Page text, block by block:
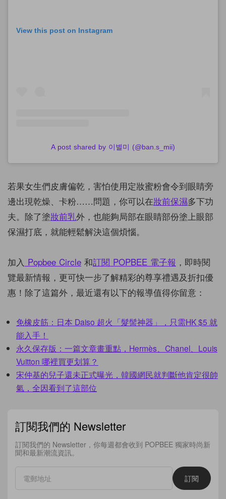
View this post on Instagram
A post shared by 이별미 (@ban.s_mii)
若果女生們皮膚偏乾，害怕使用定妝蜜粉會令到眼睛旁
邊出現乾燥、卡粉……問題，你可以在妝前保濕多下功
夫。除了塗妝前乳外，也能夠局部在眼睛部份塗上眼部
保濕打底，就能輕鬆解決這個煩惱。
加入 Popbee Circle 和訂閱 POPBEE 電子報 ，即時閱
覽最新情報，更可快一步了解精彩的尊享禮遇及折扣優
惠！除了這篇外，最近還有以下的報導值得你留意：
免橡皮筋：日本 Daiso 超火「髮髻神器」，只需HK $5 就
能入手！
永久保存版：一篇文章畫重點，Hermès、Chanel、Louis
Vuitton 哪裡買更划算？
宋仲基的兒子還未正式曝光，韓國網民就判斷他肯定很帥
氣，全因看到了這部位
訂閱我們的 Newsletter
訂閱我們的 Newsletter，你每週都會收到 POPBEE 獨家時尚新
聞和最新潮流資訊。
訂閱